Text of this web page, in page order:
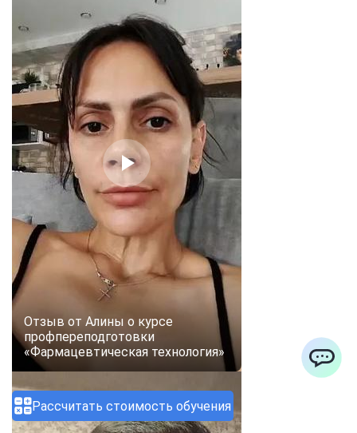
Рассчитать стоимость обучения
Отзыв от Алины о курсе
профпереподготовки
«Фармацевтическая технология»